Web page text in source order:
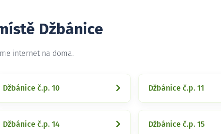
Džbánice
internet na doma.
Džbánice č.p. 10 Džbánice č.p. 11
Džbánice č.p. 14 Džbánice č.p. 15